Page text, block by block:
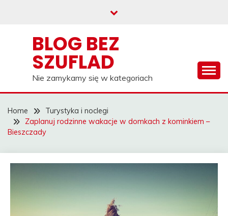
BLOG BEZ
SZUFLAD
Nie zamykamy się w kategoriach
Home
Turystyka i noclegi
Zaplanuj rodzinne wakacje w domkach z kominkiem –
Bieszczady